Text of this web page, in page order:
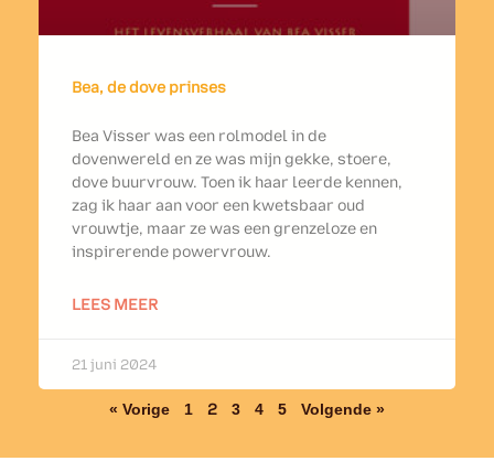
Bea, de dove prinses
Bea Visser was een rolmodel in de
dovenwereld en ze was mijn gekke, stoere,
dove buurvrouw. Toen ik haar leerde kennen,
zag ik haar aan voor een kwetsbaar oud
vrouwtje, maar ze was een grenzeloze en
inspirerende powervrouw.
LEES MEER
21 juni 2024
« Vorige 1 2 3 4 5 Volgende »